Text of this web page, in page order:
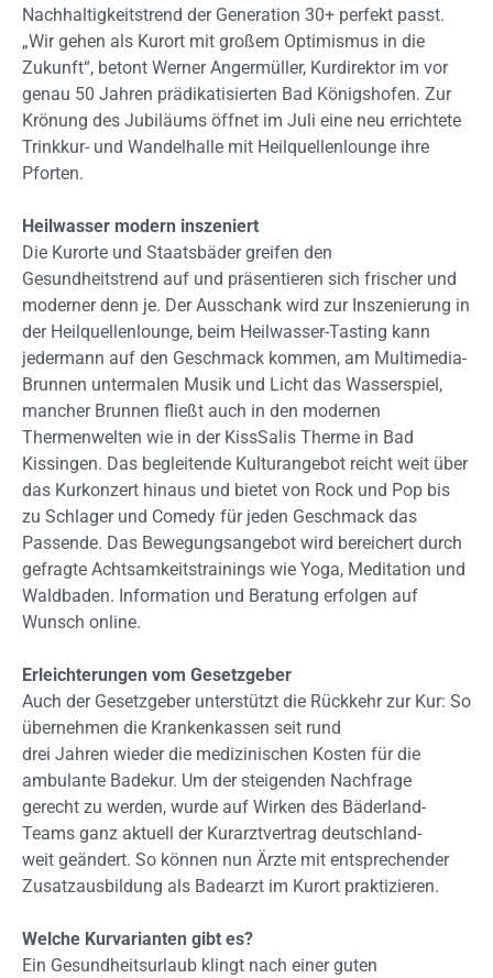
Nachhaltigkeitstrend der Generation 30+ perfekt passt.
„Wir gehen als Kurort mit großem Optimismus in die
Zukunft“, betont Werner Angermüller, Kurdirektor im vor
genau 50 Jahren prädikatisierten Bad Königshofen. Zur
Krönung des Jubiläums öffnet im Juli eine neu errichtete
Trinkkur- und Wandelhalle mit Heilquellenlounge ihre
Pforten.
Heilwasser modern inszeniert
Die Kurorte und Staatsbäder greifen den
Gesundheitstrend auf und präsentieren sich frischer und
moderner denn je. Der Ausschank wird zur Inszenierung in
der Heilquellenlounge, beim Heilwasser-Tasting kann
jedermann auf den Geschmack kommen, am Multimedia-
Brunnen untermalen Musik und Licht das Wasserspiel,
mancher Brunnen fließt auch in den modernen
Thermenwelten wie in der KissSalis Therme in Bad
Kissingen. Das begleitende Kulturangebot reicht weit über
das Kurkonzert hinaus und bietet von Rock und Pop bis
zu Schlager und Comedy für jeden Geschmack das
Passende. Das Bewegungsangebot wird bereichert durch
gefragte Achtsamkeitstrainings wie Yoga, Meditation und
Waldbaden. Information und Beratung erfolgen auf
Wunsch online.
Erleichterungen vom Gesetzgeber
Auch der Gesetzgeber unterstützt die Rückkehr zur Kur: So
übernehmen die Krankenkassen seit rund
drei Jahren wieder die medizinischen Kosten für die
ambulante Badekur. Um der steigenden Nachfrage
gerecht zu werden, wurde auf Wirken des Bäderland-
Teams ganz aktuell der Kurarztvertrag deutschland-
weit geändert. So können nun Ärzte mit entsprechender
Zusatzausbildung als Badearzt im Kurort praktizieren.
Welche Kurvarianten gibt es?
Ein Gesundheitsurlaub klingt nach einer guten